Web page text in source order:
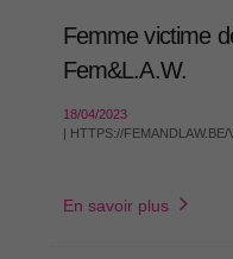
Femme victime
Fem&L.A.W.
18/04/2023
| HTTPS://FEMANDLAW.BE/
En savoir plus